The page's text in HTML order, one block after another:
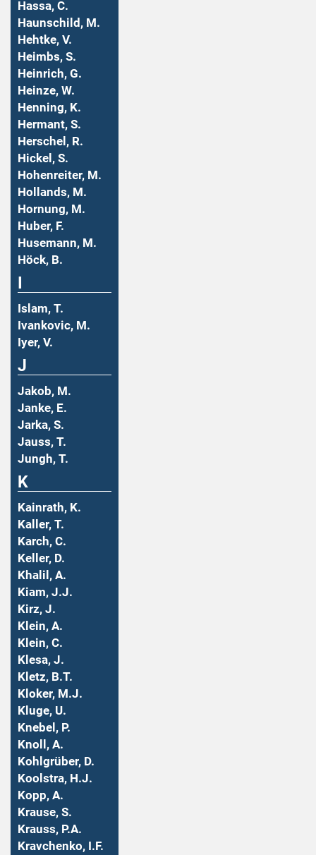
Hassa, C.
Haunschild, M.
Hehtke, V.
Heimbs, S.
Heinrich, G.
Heinze, W.
Henning, K.
Hermant, S.
Herschel, R.
Hickel, S.
Hohenreiter, M.
Hollands, M.
Hornung, M.
Huber, F.
Husemann, M.
Höck, B.
Islam, T.
Ivankovic, M.
Iyer, V.
J
Jakob, M.
Janke, E.
Jarka, S.
Jauss, T.
Jungh, T.
K
Kainrath, K.
Kaller, T.
Karch, C.
Keller, D.
Khalil, A.
Kiam, J.J.
Kirz, J.
Klein, A.
Klein, C.
Klesa, J.
Kletz, B.T.
Kloker, M.J.
Kluge, U.
Knebel, P.
Knoll, A.
Kohlgrüber, D.
Koolstra, H.J.
Kopp, A.
Krause, S.
Krauss, P.A.
Kravchenko, I.F.